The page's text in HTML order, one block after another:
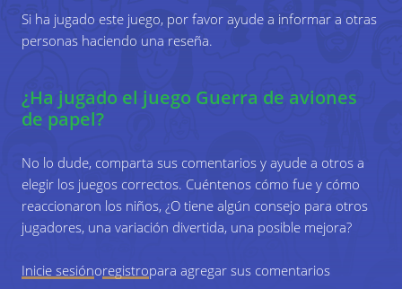
4
El orden de tirar el avión será regulado por el
Si ha jugado este juego, por favor ayude a informar a otras
personas haciendo una reseña.
¿Ha jugado el juego Guerra de aviones
de papel?
No lo dude, comparta sus comentarios y ayude a otros a
elegir los juegos correctos. Cuéntenos cómo fue y cómo
reaccionaron los niños, ¿O tiene algún consejo para otros
jugadores, una variación divertida, una posible mejora?
Inicie sesiónoregistropara agregar sus comentarios